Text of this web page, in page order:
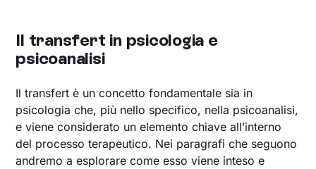
Il transfert in psicologia e
psicoanalisi
Il transfert è un concetto fondamentale sia in
psicologia che, più nello specifico, nella psicoanalisi,
e viene considerato un elemento chiave all’interno
del processo terapeutico. Nei paragrafi che seguono
andremo a esplorare come esso viene inteso e